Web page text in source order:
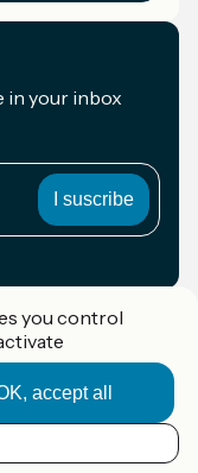
in your inbox
you control
accept all